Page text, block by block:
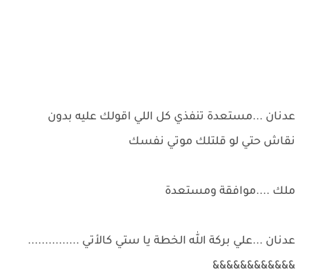
عدنان ...مستعدة تنفذي كل اللي اقولك عليه بدون
نقاش حتي لو قلتلك موتي نفسك
ملك ....موافقة ومستعدة
عدنان ...علي بركة الله الخطة يا ستي كالأتي ...............
&&&&&&&&&&&&